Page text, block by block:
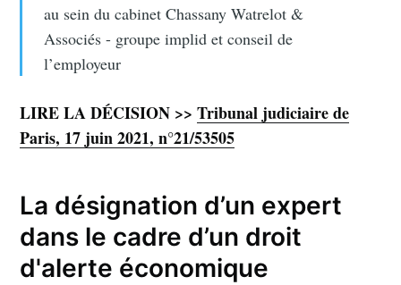
au sein du cabinet Chassany Watrelot &
Associés - groupe implid et conseil de
l’employeur
LIRE LA DÉCISION >>Tribunal judiciaire de
Paris, 17 juin 2021, n°21/53505
La désignation d’un expert
dans le cadre d’un droit
d'alerte économique